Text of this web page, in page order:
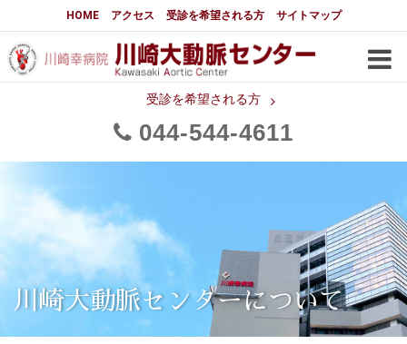
HOME アクセス 受診を希望される方 サイトマップ
受診を希望される方
044 544 4611
大動脈センターについて
はじめに 大動脈センターについて
メディアでの紹介
都道府県別患者マップ 都道府県別紹介病院
大動脈瘤について 基本編
3分でわかる大動脈瘤・大動脈
大動脈瘤
大動脈解離（解離性大動脈瘤）
胸部大動脈瘤の治療
川崎大動脈センターについて